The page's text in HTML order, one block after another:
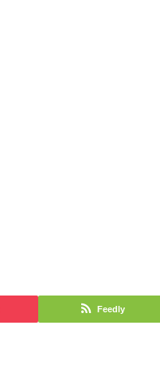
Feedly